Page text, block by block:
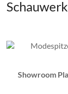
Showroom